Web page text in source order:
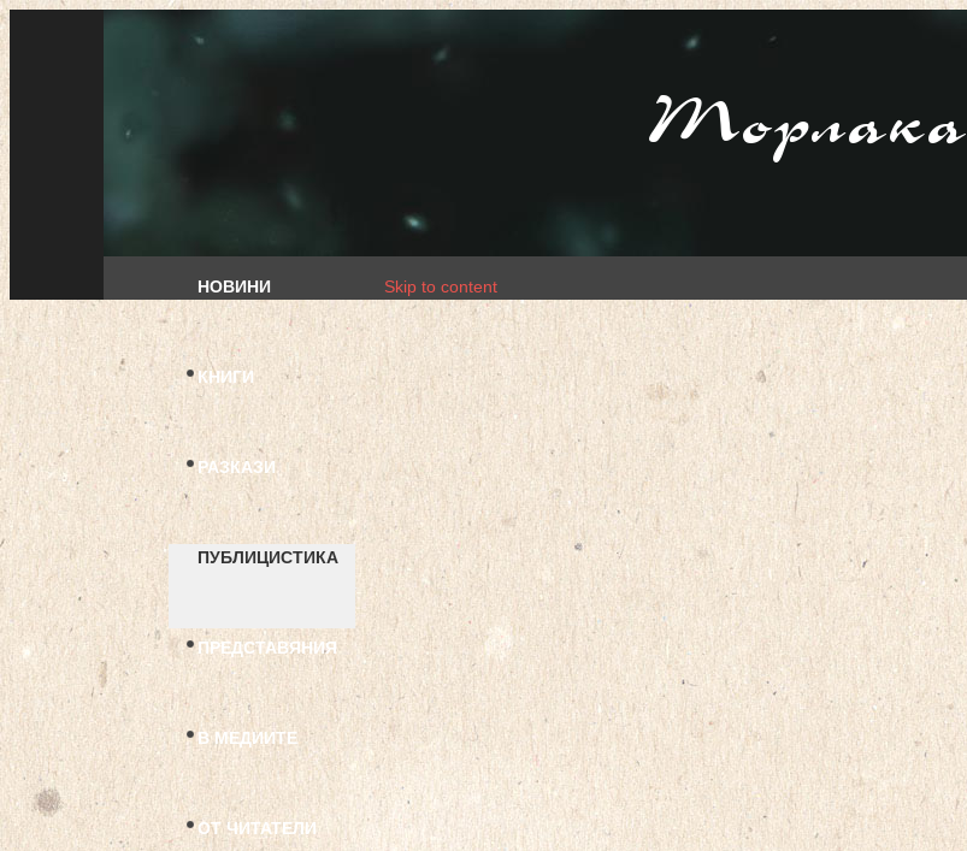
Торлака
НОВИНИ
КНИГИ
РАЗКАЗИ
ПУБЛИЦИСТИКА
ПРЕДСТАВЯНИЯ
В МЕДИИТЕ
ОТ ЧИТАТЕЛИ
Skip to content